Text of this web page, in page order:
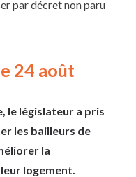
par décret non paru
24 août
le législateur a pris
les bailleurs de
la
logement.